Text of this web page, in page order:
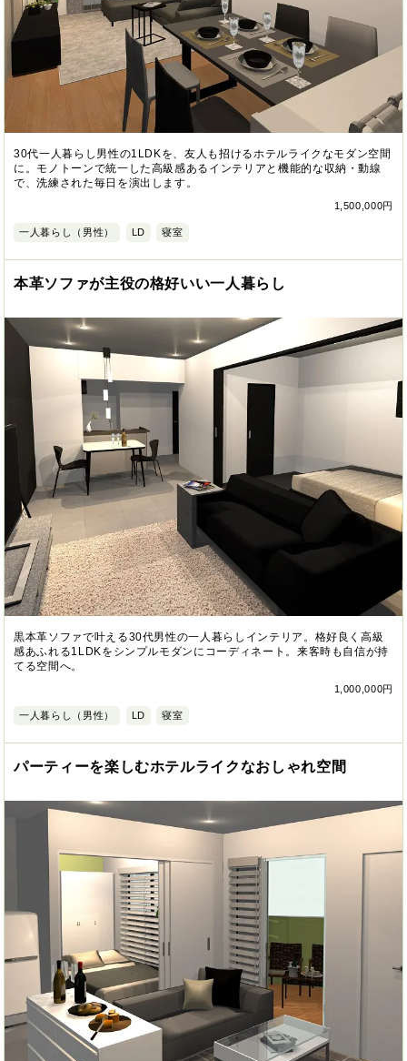
30代一人暮らし男性の1LDKを、友人も招けるホテルライクなモダン空間
に。モノトーンで統一した高級感あるインテリアと機能的な収納・動線
で、洗練された毎日を演出します。
1,500,000円
一人暮らし（男性） LD 寝室
本革ソファが主役の格好いい一人暮らし
黒本革ソファで叶える30代男性の一人暮らしインテリア。格好良く高級
感あふれる1LDKをシンプルモダンにコーディネート。来客時も自信が持
てる空間へ。
1,000,000円
一人暮らし（男性） LD 寝室
パーティーを楽しむホテルライクなおしゃれ空間